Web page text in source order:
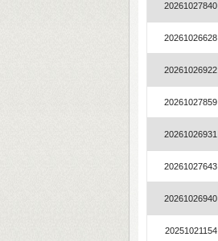
20261027840
20261026628
20261026922
20261027859
20261026931
20261027643
20261026940
20251021154